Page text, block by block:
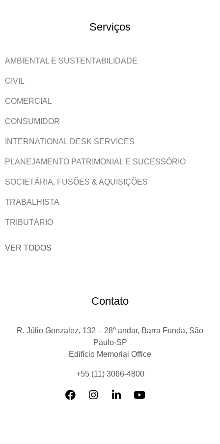
Serviços
AMBIENTAL E SUSTENTABILIDADE
CIVIL
COMERCIAL
CONSUMIDOR
INTERNATIONAL DESK SERVICES
PLANEJAMENTO PATRIMONIAL E SUCESSÓRIO
SOCIETÁRIA, FUSÕES & AQUISIÇÕES
TRABALHISTA
TRIBUTÁRIO
VER TODOS
Contato
R. Júlio Gonzalez, 132 – 28º andar, Barra Funda, São
Paulo-SP
Edifício Memorial Office
+55 (11) 3066-4800